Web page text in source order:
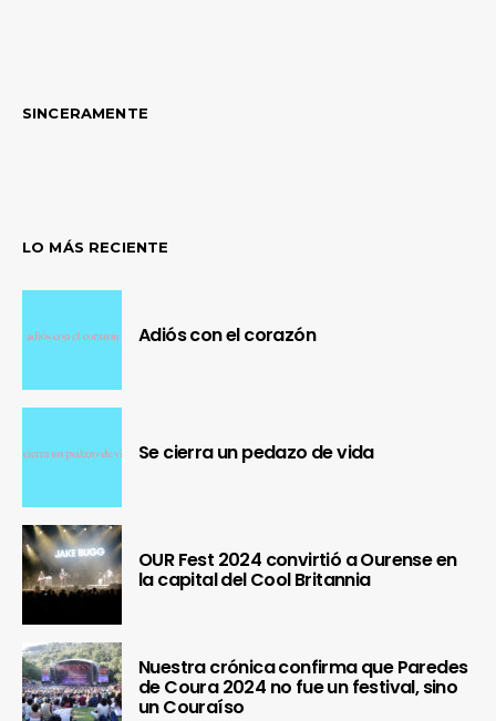
SINCERAMENTE
LO MÁS RECIENTE
Adiós con el corazón
Se cierra un pedazo de vida
OUR Fest 2024 convirtió a Ourense en
la capital del Cool Britannia
Nuestra crónica confirma que Paredes
de Coura 2024 no fue un festival, sino
un Couraíso